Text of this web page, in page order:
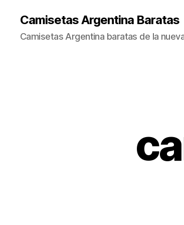
Camisetas Argentina Baratas
Camisetas Argentina baratas de la